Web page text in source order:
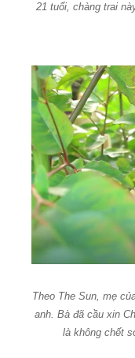
21 tuổi, chàng trai
Theo The Sun, mẹ
anh. Bà đã cầu xin
là không chết